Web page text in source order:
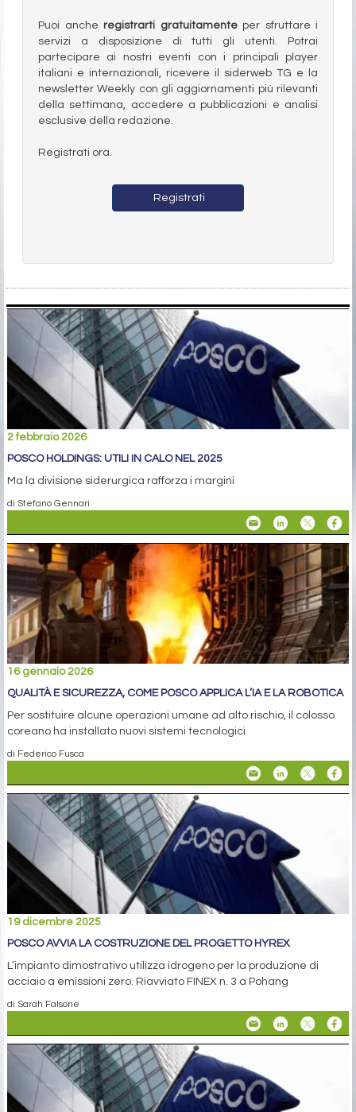
Puoi anche registrarti gratuitamenteper sfruttare i
servizi a disposizione di tutti gli utenti. Potrai
partecipare ai nostri eventi con i principali player
italiani e internazionali, ricevere il siderweb TG e la
newsletter Weekly con gli aggiornamenti più rilevanti
della settimana, accedere a pubblicazioni e analisi
esclusive della redazione.
Registrati ora.
Registrati
2 febbraio 2026
POSCO HOLDINGS: UTILI IN CALO NEL 2025
Ma la divisione siderurgica rafforza i margini
di Stefano Gennari
16 gennaio 2026
QUALITÀ E SICUREZZA, COME POSCO APPLICA L’IA E LA ROBOTICA
Per sostituire alcune operazioni umane ad alto rischio, il colosso
coreano ha installato nuovi sistemi tecnologici
di Federico Fusca
19 dicembre 2025
POSCO AVVIA LA COSTRUZIONE DEL PROGETTO HYREX
L’impianto dimostrativo utilizza idrogeno per la produzione di
acciaio a emissioni zero. Riavviato FINEX n. 3 a Pohang
di Sarah Falsone